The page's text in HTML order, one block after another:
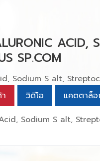
ACID,
SP.COM
Sodium S alt,
วิดีโอ
แคตตาล็
Sodium S alt,